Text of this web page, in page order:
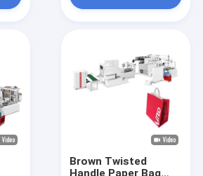
Brown Twisted
Handle Paper Bag